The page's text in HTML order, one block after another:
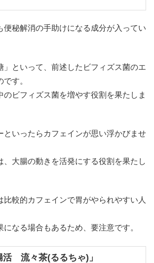
便秘解消の手助けになる成分が入ってい
」といって、前述したビフィズス菌のエ
す。
のビフィズス菌を増やす役割を果たしま
といったらカフェインが思い浮かびませ
、大腸の動きを活発にする役割を果たし
比較的カフェインで胃がやられやすい人
になる場合もあるため、要注意です。
活 流々茶(るるちゃ)」